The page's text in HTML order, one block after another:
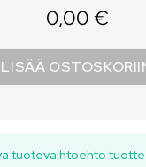
0,00 €
LISÄÄ
tuotevaihtoehto